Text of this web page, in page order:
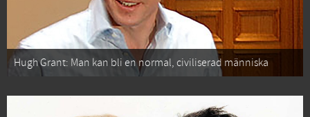
Hugh Grant: Man kan bli en normal, civiliserad människa